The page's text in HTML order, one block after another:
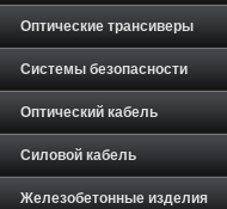
Оптические трансиверы
Системы безопасности
Оптический кабель
Силовой кабель
Железобетонные изделия